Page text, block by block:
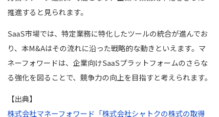
推進すると見られます。
SaaS市場では、特定業務に特化したツールの統合が進んでお
り、本M&Aはその流れに沿った戦略的な動きといえます。マ
ネーフォワードは、企業向けSaaSプラットフォームのさらな
る強化を図ることで、競争力の向上を目指すと考えられます。
【出典】
株式会社マネーフォワード「株式会社シャトクの株式の取得